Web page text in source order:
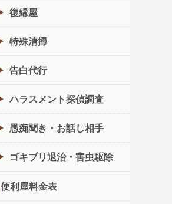
復縁屋
特殊清掃
告白代行
ハラスメント探偵調査
愚痴聞き・お話し相手
ゴキブリ退治・害虫駆除
便利屋料金表